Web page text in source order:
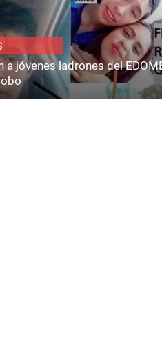
a jóvenes ladrones del